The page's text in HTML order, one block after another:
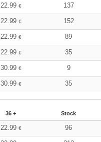
22.99 € 137
22.99 € 152
22.99 € 89
22.99 € 35
30.99 € 9
30.99 € 35
36 + Stock
22.99 € 96